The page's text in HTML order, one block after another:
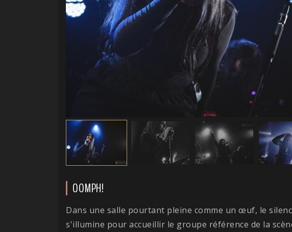
OOMPH!
Dans une salle pourtant pleine comme un œuf, le
s'illumine pour accueillir le groupe référence de la